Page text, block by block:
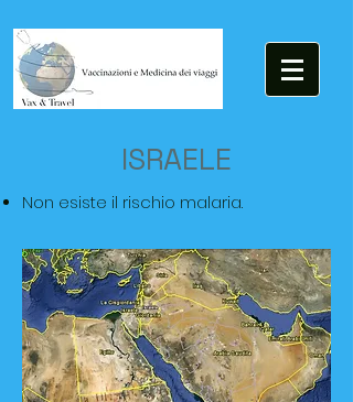
ISRAELE
Non esiste il rischio malaria.